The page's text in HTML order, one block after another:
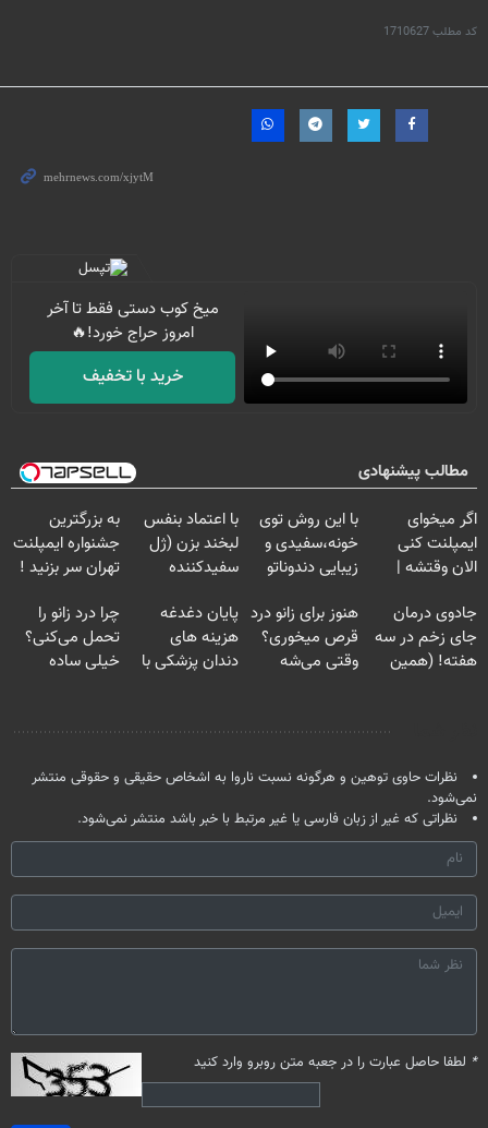
کد مطلب1710627
میخ کوب دستی فقط تا آخر
امروز حراج خورد!🔥
خرید با تخفیف
مطالب پیشنهادی
اگر میخوای
ایمپلنت کنی
الان وقتشه |
میلیون تومان!!!
با این روش توی
خونه،سفیدی و
زیبایی دندوناتو
(40%off)
با اعتماد بنفس
لبخند بزن (ژل
سفیدکننده
به بزرگترین
جشنواره ایمپلنت
تهران سر بزنید !
میلیون !
جادوی درمان
جای زخم در سه
هفته! (همین
هنوز برای زانو درد
قرص میخوری؟
وقتی می‌شه
پایان دغدغه
هزینه های
دندان پزشکی با
چرا درد زانو را
تحمل می‌کنی؟
خیلی ساده
نظرات حاوی توهین و هرگونه نسبت ناروا به اشخاص حقیقی و حقوقی منتشر
نمی‌شود.
نظراتی که غیر از زبان فارسی یا غیر مرتبط با خبر باشد منتشر نمی‌شود.
* لطفا حاصل عبارت را در جعبه متن روبرو وارد کنید